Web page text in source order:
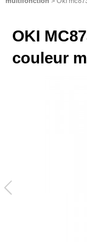
OKI
couleur